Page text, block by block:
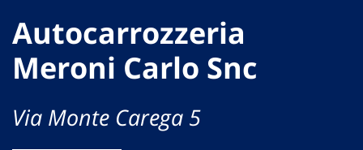
Autocarrozzeria
Meroni Carlo Snc
Via Monte Carega 5